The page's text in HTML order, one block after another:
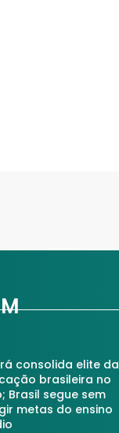
consolida elite da
brasileira no
Brasil segue sem
metas do ensino